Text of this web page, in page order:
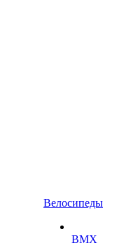
Велосипеды
BMX